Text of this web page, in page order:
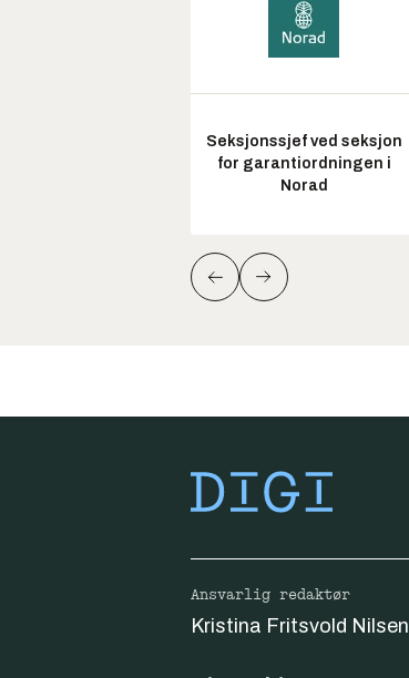
Seksjonssjef ved seksjon
for garantiordningen i
Norad
Ansvarlig redaktør
Kristina Fritsvold Nilsen